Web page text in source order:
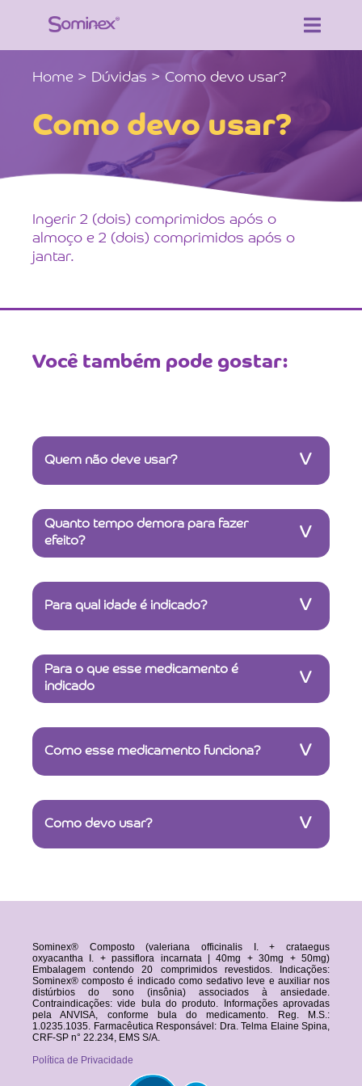
Home > Dúvidas > Como devo usar?
Como devo usar?
Ingerir 2 (dois) comprimidos após o
almoço e 2 (dois) comprimidos após o
jantar.
Você também pode gostar:
Quem não deve usar? V
Quanto tempo demora para fazer
efeito?
V
Para qual idade é indicado? V
Para o que esse medicamento é
indicado
V
Como esse medicamento funciona? V
Como devo usar? V
Sominex® Composto (valeriana officinalis I. + crataegus
oxyacantha I. + passiflora incarnata | 40mg + 30mg + 50mg)
Embalagem contendo 20 comprimidos revestidos. Indicações:
Sominex® composto é indicado como sedativo leve e auxiliar nos
distúrbios do sono (insônia) associados à ansiedade.
Contraindicações: vide bula do produto. Informações aprovadas
pela ANVISA, conforme bula do medicamento. Reg. M.S.:
1.0235.1035. Farmacêutica Responsável: Dra. Telma Elaine Spina,
CRF-SP n° 22.234, EMS S/A.
Política de Privacidade